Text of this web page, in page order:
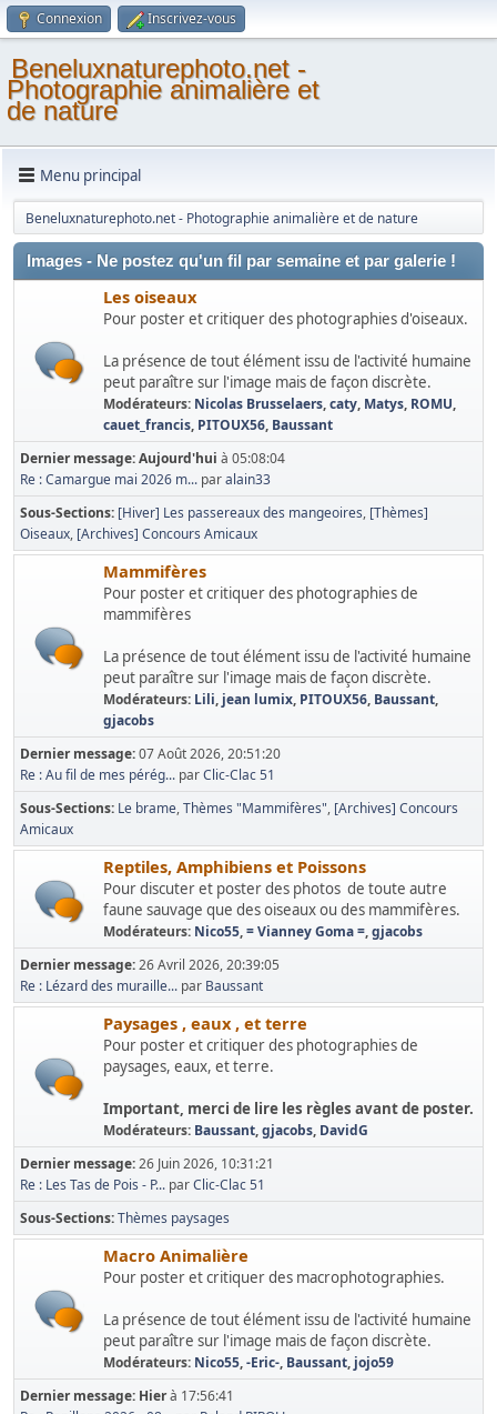
Connexion Inscrivez-vous
Beneluxnaturephoto.net -
Photographie animalière et
de nature
Menu principal
Beneluxnaturephoto.net - Photographie animalière et de nature
Images - Ne postez qu'un fil par semaine et par galerie !
Les oiseaux
Pour poster et critiquer des photographies d'oiseaux.
La présence de tout élément issu de l'activité humaine
peut paraître sur l'image mais de façon discrète.
Modérateurs: Nicolas Brusselaers,caty, Matys, ROMU,
cauet_francis, PITOUX56, Baussant
Dernier message:Aujourd'hui à 05:08:04
Re : Camargue mai 2026 m... paralain33
Sous-Sections [Hiver] Les passereaux des mangeoires [Thèmes]
Oiseaux [Archives] Concours Amicaux
Mammifères
Pour poster et critiquer des photographies de
mammifères
La présence de tout élément issu de l'activité humaine
peut paraître sur l'image mais de façon discrète.
Modérateurs: Lili, jean lumix, PITOUX56, Baussant,
gjacobs
Dernier message:07 Août 2026, 20:51:20
Re : Au fil de mes pérég... parClic-Clac 51
Sous-Sections Le brame Thèmes "Mammifères" [Archives] Concours
Amicaux
Reptiles, Amphibiens et Poissons
Pour discuter et poster des photos de toute autre
faune sauvage que des oiseaux ou des mammifères.
Modérateurs: Nico55,= Vianney Goma =,gjacobs
Dernier message:26 Avril 2026, 20:39:05
Re : Lézard des muraille... par Baussant
Paysages , eaux , et terre
Pour poster et critiquer des photographies de
paysages, eaux, et terre.
Important, merci de lire les règles avant de poster.
Modérateurs: Baussant,gjacobs, DavidG
Dernier message:26 Juin 2026, 10:31:21
Re : Les Tas de Pois - P... parClic-Clac 51
Sous-Sections Thèmes paysages
Macro Animalière
Pour poster et critiquer des macrophotographies.
La présence de tout élément issu de l'activité humaine
peut paraître sur l'image mais de façon discrète.
Modérateurs: Nico55,-Eric-, Baussant, jojo59
Dernier message: Hierà 17:56:41